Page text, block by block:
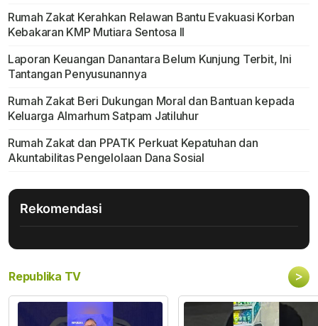
Rumah Zakat Kerahkan Relawan Bantu Evakuasi Korban
Kebakaran KMP Mutiara Sentosa II
Laporan Keuangan Danantara Belum Kunjung Terbit, Ini
Tantangan Penyusunannya
Rumah Zakat Beri Dukungan Moral dan Bantuan kepada
Keluarga Almarhum Satpam Jatiluhur
Rumah Zakat dan PPATK Perkuat Kepatuhan dan
Akuntabilitas Pengelolaan Dana Sosial
Rekomendasi
Republika TV >